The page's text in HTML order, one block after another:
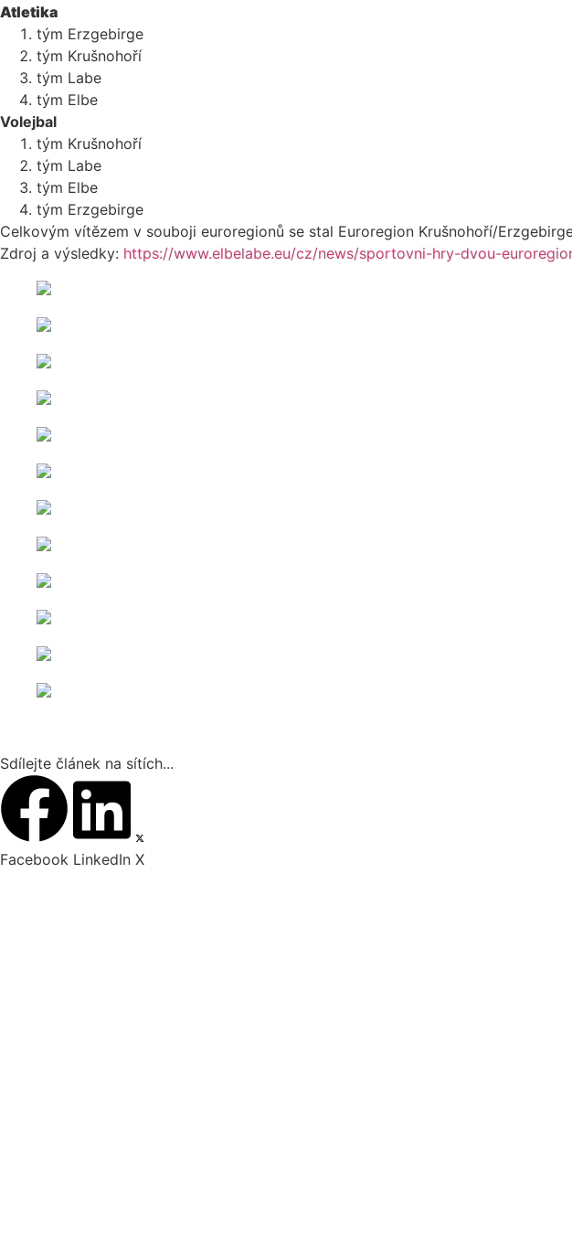
Atletika
tým Erzgebirge
tým Krušnohoří
tým Labe
tým Elbe
Volejbal
tým Krušnohoří
tým Labe
tým Elbe
tým Erzgebirge
Celkovým vítězem v souboji euroregionů se stal Euroregion Krušnohoří/
Zdroj a výsledky: https://www.elbelabe.eu/cz/news/sportovni-hry-dvou-
Sdílejte článek na sítích...
Facebook LinkedIn X